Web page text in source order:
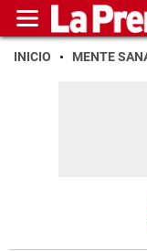
INICIO MENTE